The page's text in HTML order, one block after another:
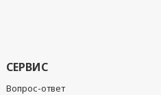
СЕРВИС
Вопрос-ответ